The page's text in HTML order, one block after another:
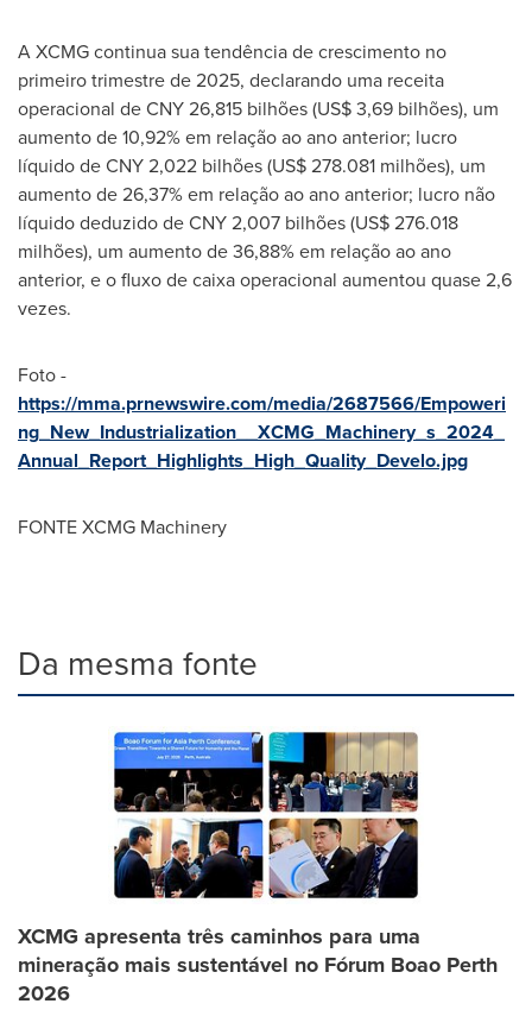
A XCMG continua sua tendência de crescimento no
primeiro trimestre de 2025, declarando uma receita
operacional deCNY 26,815 bilhões (US$ 3,69 bilhões), um
aumento de 10,92% em relação ao ano anterior; lucro
líquido deCNY 2,022 bilhões (US$ 278.081 milhões), um
aumento de 26,37% em relação ao ano anterior; lucro não
líquido deduzido deCNY 2,007 bilhões (US$ 276.018
milhões), um aumento de 36,88% em relação ao ano
anterior, e o fluxo de caixa operacional aumentou quase 2,6
vezes.
Foto -
https://mma.prnewswire.com/media/2687566/Empoweri
ng_New_Industrialization__XCMG_Machinery_s_2024_
Annual_Report_Highlights_High_Quality_Develo.jpg
FONTE XCMG Machinery
Da mesma fonte
XCMG apresenta três caminhos para uma
mineração mais sustentável no Fórum Boao Perth
2026